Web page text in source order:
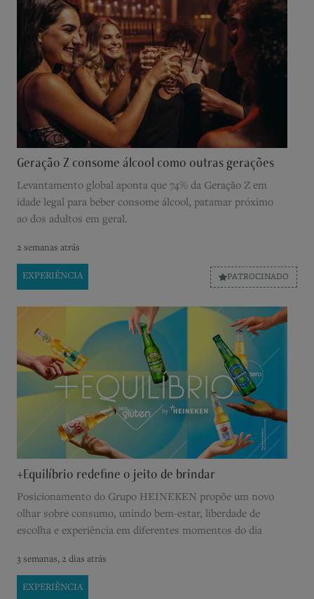
Geração Z consome álcool como outras gerações
Levantamento global aponta que 74% da Geração Z em
idade legal para beber consome álcool, patamar próximo
ao dos adultos em geral.
2 semanas atrás
EXPERIÊNCIA PATROCINADO
+Equilíbrio redefine o jeito de brindar
Posicionamento do Grupo HEINEKEN propõe um novo
olhar sobre consumo, unindo bem-estar, liberdade de
escolha e experiência em diferentes momentos do dia
3 semanas, 2 dias atrás
EXPERIÊNCIA